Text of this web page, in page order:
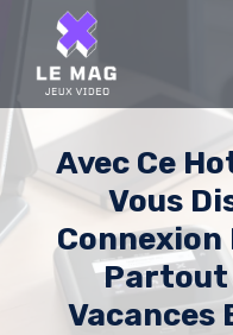
content
Avec Ce
Vous
Partout
Vacances